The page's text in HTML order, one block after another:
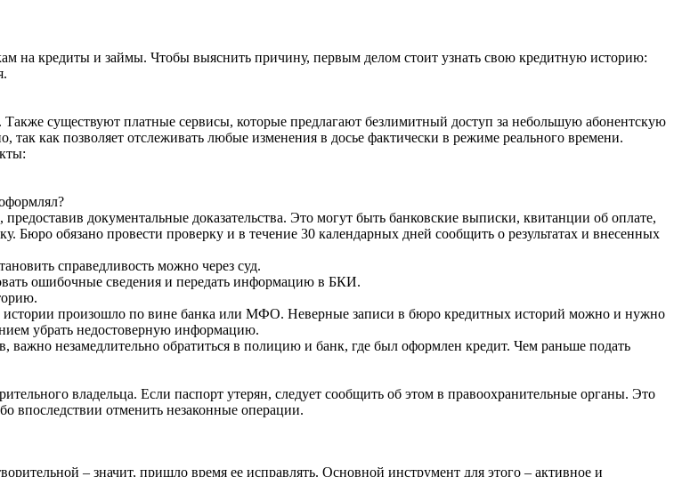
на кредиты и займы. Чтобы выяснить причину, первым делом стоит узнать свою кредитную историю:
Также существуют платные сервисы, которые предлагают безлимитный доступ за небольшую абонентскую
так как позволяет отслеживать любые изменения в досье фактически в режиме реального времени.
документальные доказательства. Это могут быть банковские выписки, квитанции об оплате,
обязано провести проверку и в течение 30 календарных дней сообщить о результатах и внесенных
справедливость можно через суд.
ошибочные сведения и передать информацию в БКИ.
истории произошло по вине банка или МФО. Неверные записи в бюро кредитных историй можно и нужно
убрать недостоверную информацию.
незамедлительно обратиться в полицию и банк, где был оформлен кредит. Чем раньше подать
владельца. Если паспорт утерян, следует сообщить об этом в правоохранительные органы. Это
впоследствии отменить незаконные операции.
– значит, пришло время ее исправлять. Основной инструмент для этого – активное и